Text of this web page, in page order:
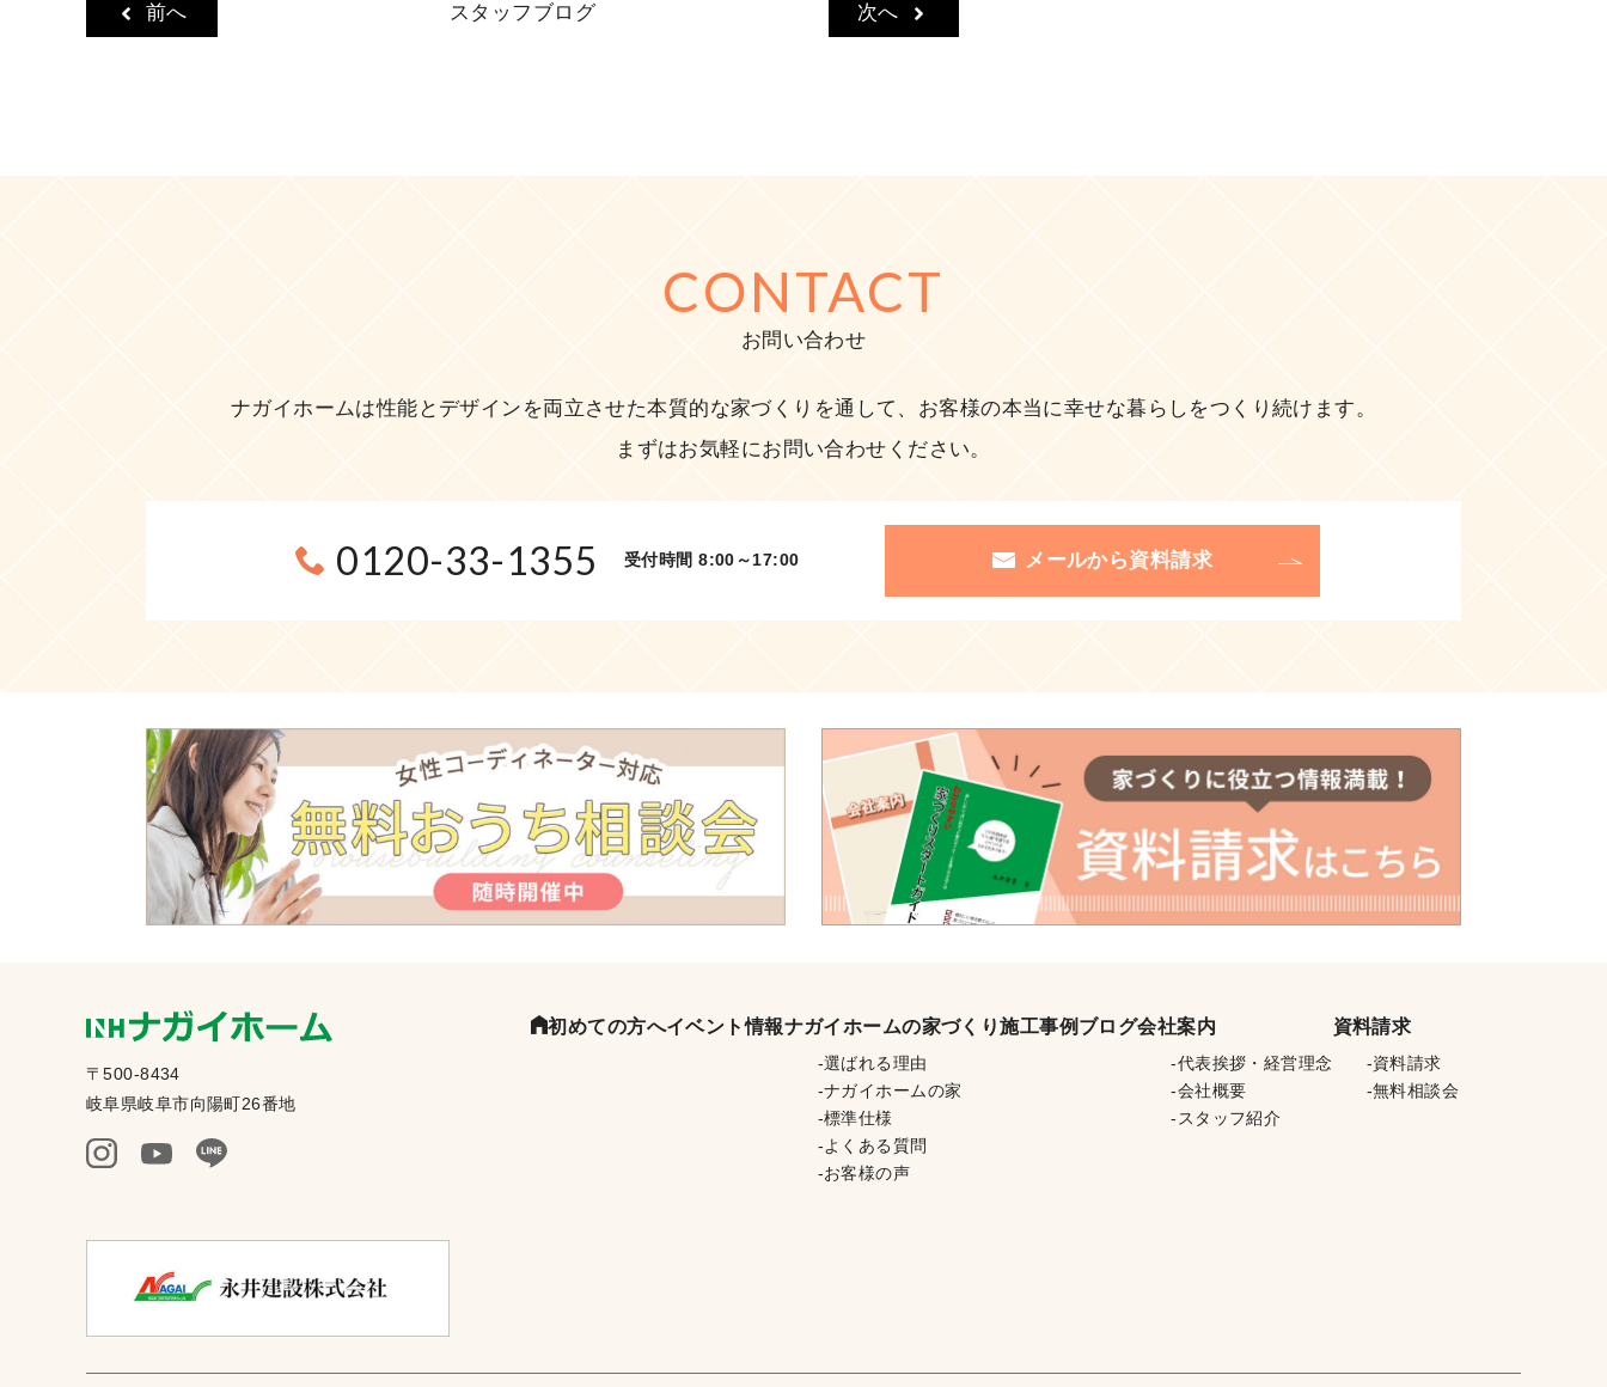
前へ スタッフブログ 次へ
CONTACT
お問い合わせ
ナガイホームは性能とデザインを両立させた本質的な家づくりを通して、お客様の本当に幸せな暮らしをつくり続けます。
まずはお気軽にお問い合わせください。
0120-33-1355 受付時間 8:00～17:00 メールから資料請求
〒500-8434
岐阜県岐阜市向陽町26番地
初めての方へイベント情報ナガイホームの家づくり
選ばれる理由
ナガイホームの家
標準仕様
よくある質問
お客様の声
施工事例 ブログ会社案内
代表挨拶・経営理念
会社概要
スタッフ紹介
資料請求
資料請求
無料相談会